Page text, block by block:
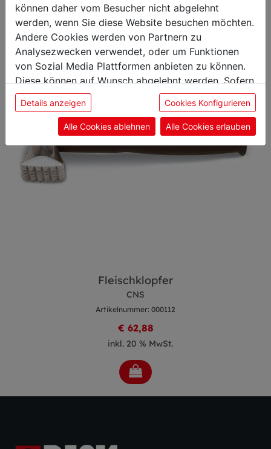
Fleischklopfer
CNS
Artikelnummer: 000112
€ 62,88
inkl. 20 % MwSt.
Zitronenschaber
können daher vom Besucher nicht abgelehnt
werden, wenn Sie diese Website besuchen möchten.
Andere Cookies werden von Partnern zu
Analysezwecken verwendet, oder um Funktionen
von Sozial Media Plattformen anbieten zu können.
Diese können auf Wunsch abgelehnt werden. Sofern
sie unsere Webseite weiter nutzen, geben Sie
Einwilligung zu unseren Cookies.
Details anzeigen Cookies Konfigurieren
Alle Cookies ablehnen Alle Cookies erlauben